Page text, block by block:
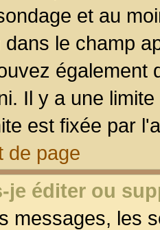
et au
dans le champ
également
Il y a une
est fixée par
de page
je éditer ou
messages, les